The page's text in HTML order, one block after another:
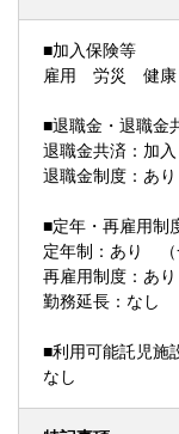
■加入保険等
雇用 労災 健
■退職金・退職金
退職金共済：加入
退職金制度：あ
■定年・再雇用制
定年制：あり （
再雇用制度：あ
勤務延長：なし
■利用可能託児施
なし